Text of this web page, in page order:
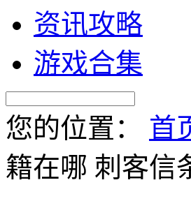
资讯攻略
游戏合集
您的位置： 首
籍在哪 刺客信